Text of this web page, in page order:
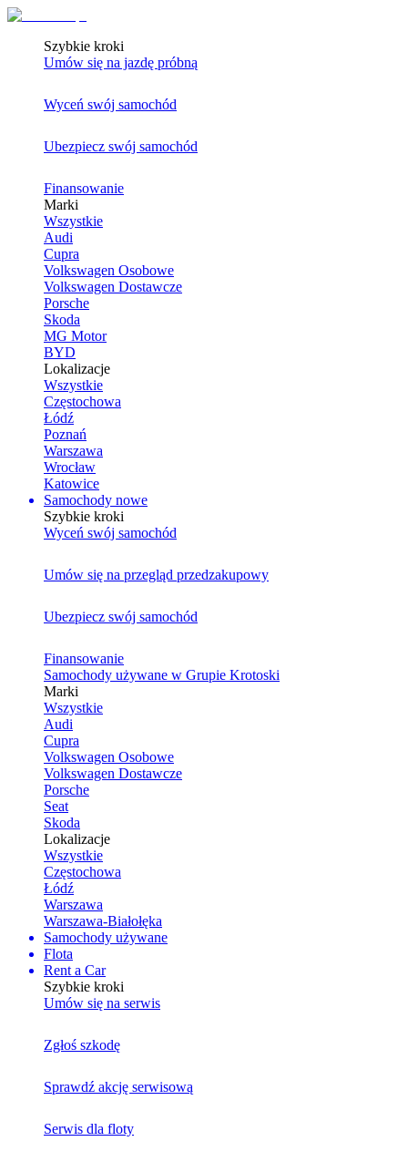
Szybkie kroki
Umów się na jazdę próbną
Wyceń swój samochód
Ubezpiecz swój samochód
Finansowanie
Marki
Wszystkie
Audi
Cupra
Volkswagen Osobowe
Volkswagen Dostawcze
Porsche
Skoda
MG Motor
BYD
Lokalizacje
Wszystkie
Częstochowa
Łódź
Poznań
Warszawa
Wrocław
Katowice
Samochody nowe
Szybkie kroki
Wyceń swój samochód
Umów się na przegląd przedzakupowy
Ubezpiecz swój samochód
Finansowanie
Samochody używane w Grupie Krotoski
Marki
Wszystkie
Audi
Cupra
Volkswagen Osobowe
Volkswagen Dostawcze
Porsche
Seat
Skoda
Lokalizacje
Wszystkie
Częstochowa
Łódź
Warszawa
Warszawa-Białołęka
Samochody używane
Flota
Rent a Car
Szybkie kroki
Umów się na serwis
Zgłoś szkodę
Sprawdź akcję serwisową
Serwis dla floty